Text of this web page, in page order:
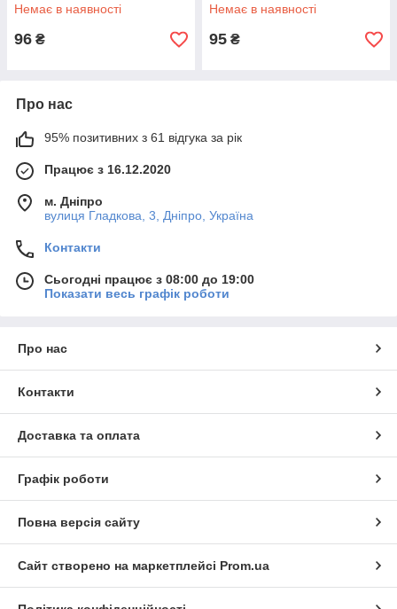
Немає в наявності
96 ₴
Немає в наявності
95 ₴
Про нас
95% позитивних з 61 відгука за рік
Працює з 16.12.2020
м. Дніпро
вулиця Гладкова, 3, Дніпро, Україна
Контакти
Сьогодні працює з 08:00 до 19:00
Показати весь графік роботи
Про нас
Контакти
Доставка та оплата
Графік роботи
Повна версія сайту
Сайт створено на маркетплейсі Prom.ua